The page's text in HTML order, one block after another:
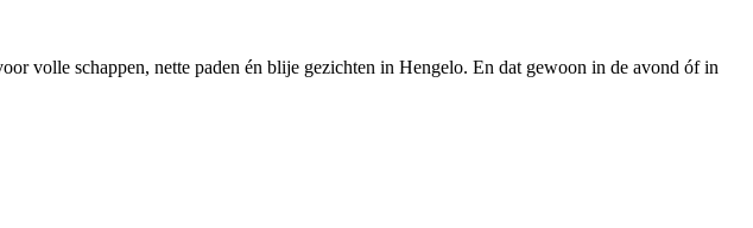
volle schappen, nette paden én blije gezichten in Hengelo. En dat gewoon in de avond óf in